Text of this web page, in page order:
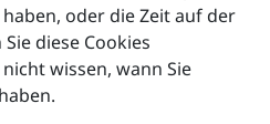
oder die Zeit auf der
diese Cookies
wissen, wann Sie